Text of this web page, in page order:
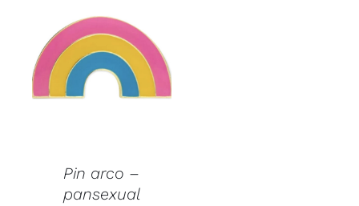
Pin arco –
pansexual